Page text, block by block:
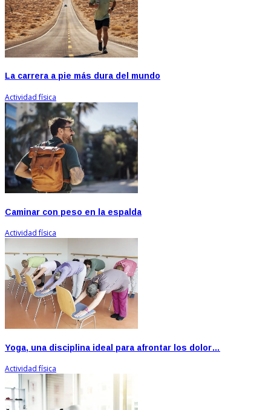
La carrera a pie más dura del mundo
Actividad física
Caminar con peso en la espalda
Actividad física
Yoga, una disciplina ideal para afrontar los dolor…
Actividad física